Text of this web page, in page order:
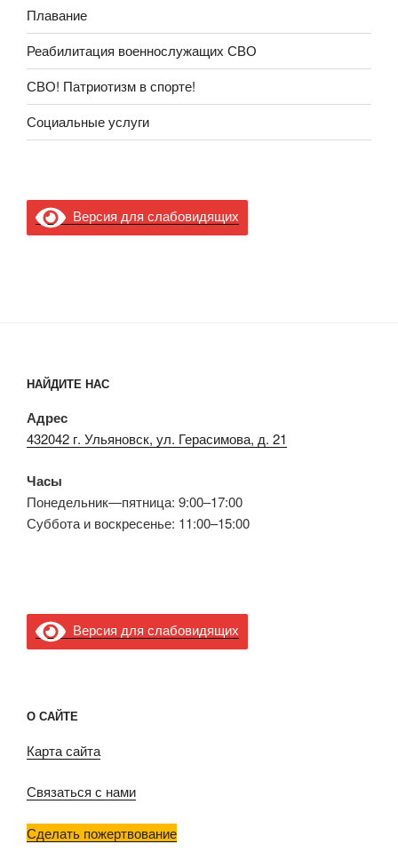
Плавание
Реабилитация военнослужащих СВО
СВО! Патриотизм в спорте!
Социальные услуги
Версия для слабовидящих
НАЙДИТЕ НАС
Адрес
432042 г. Ульяновск, ул. Герасимова, д. 21
Часы
Понедельник—пятница: 9:00–17:00
Суббота и воскресенье: 11:00–15:00
Версия для слабовидящих
О САЙТЕ
Карта сайта
Связаться с нами
Сделать пожертвование